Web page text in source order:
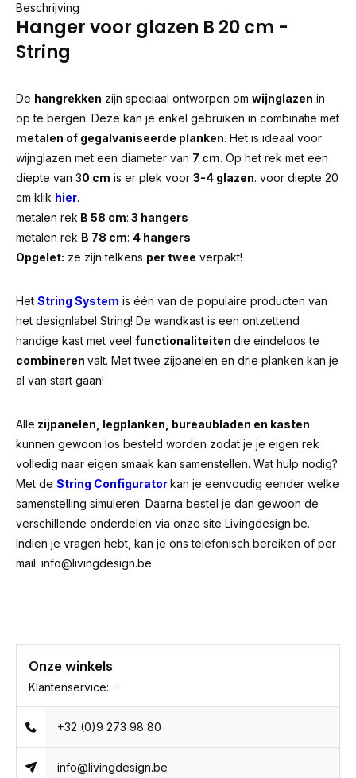
Beschrijving
Hanger voor glazen B 20 cm -
String
De hangrekken zijn speciaal ontworpen om wijnglazen in
op te bergen. Deze kan je enkel gebruiken in combinatie met
metalen of gegalvaniseerde planken. Het is ideaal voor
wijnglazen met een diameter van 7 cm. Op het rek met een
diepte van 30 cm is er plek voor 3-4 glazen. voor diepte 20
cm klik hier.
metalen rek B 58 cm: 3 hangers
metalen rek B 78 cm: 4 hangers
Opgelet: ze zijn telkens per twee verpakt!
Het String System is één van de populaire producten van
het designlabel String! De wandkast is een ontzettend
handige kast met veel functionaliteiten die eindeloos te
combineren valt. Met twee zijpanelen en drie planken kan je
al van start gaan!
Alle zijpanelen, legplanken, bureaubladen en kasten
kunnen gewoon los besteld worden zodat je je eigen rek
volledig naar eigen smaak kan samenstellen. Wat hulp nodig?
Met de String Configuratorkan je eenvoudig eender welke
samenstelling simuleren. Daarna bestel je dan gewoon de
verschillende onderdelen via onze site Livingdesign.be.
Indien je vragen hebt, kan je ons telefonisch bereiken of per
mail: info@livingdesign.be.
Onze winkels
Klantenservice:
+32 (0)9 273 98 80
info@livingdesign.be